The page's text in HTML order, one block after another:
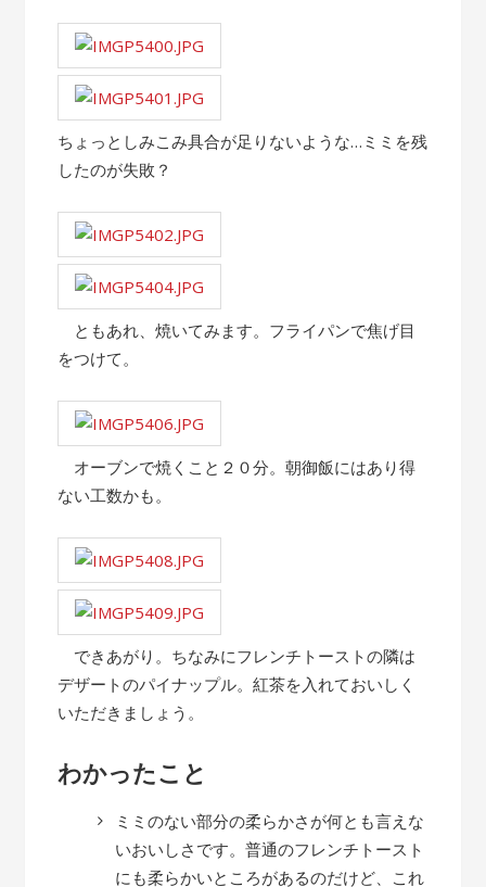
ちょっとしみこみ具合が足りないような…ミミを残
したのが失敗？
ともあれ、焼いてみます。フライパンで焦げ目
をつけて。
オーブンで焼くこと２０分。朝御飯にはあり得
ない工数かも。
できあがり。ちなみにフレンチトーストの隣は
デザートのパイナップル。紅茶を入れておいしく
いただきましょう。
わかったこと
ミミのない部分の柔らかさが何とも言えな
いおいしさです。普通のフレンチトースト
にも柔らかいところがあるのだけど、これ